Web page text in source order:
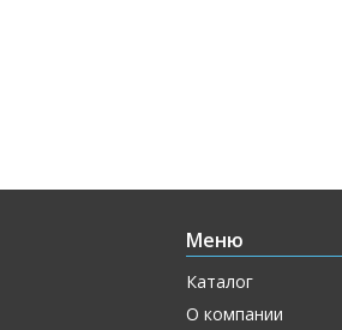
Меню
Каталог
О компании